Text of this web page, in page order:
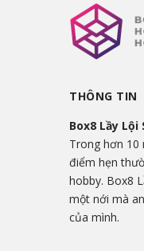
THÔNG TIN
Box8 Lầy
Trong hơn 10
điểm hẹn
hobby. Box8
một nới mà
của mình.